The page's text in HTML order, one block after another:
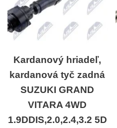
Kardanový hriadeľ,
kardanová tyč zadná
SUZUKI GRAND
VITARA 4WD
1.9DDIS,2.0,2.4,3.2 5D